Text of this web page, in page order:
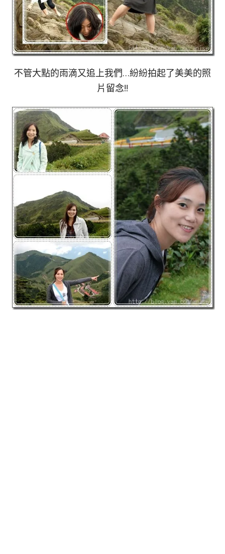
不管大點的雨滴又追上我們…紛紛拍起了美美的照
片留念!!